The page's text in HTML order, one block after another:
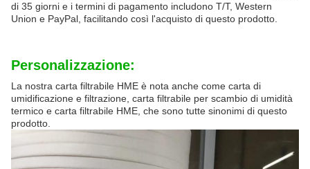
di 35 giorni e i termini di pagamento includono T/T, Western
Union e PayPal, facilitando così l'acquisto di questo prodotto.
Personalizzazione:
La nostra carta filtrabile HME è nota anche come carta di
umidificazione e filtrazione, carta filtrabile per scambio di umidità
termico e carta filtrabile HME, che sono tutte sinonimi di questo
prodotto.